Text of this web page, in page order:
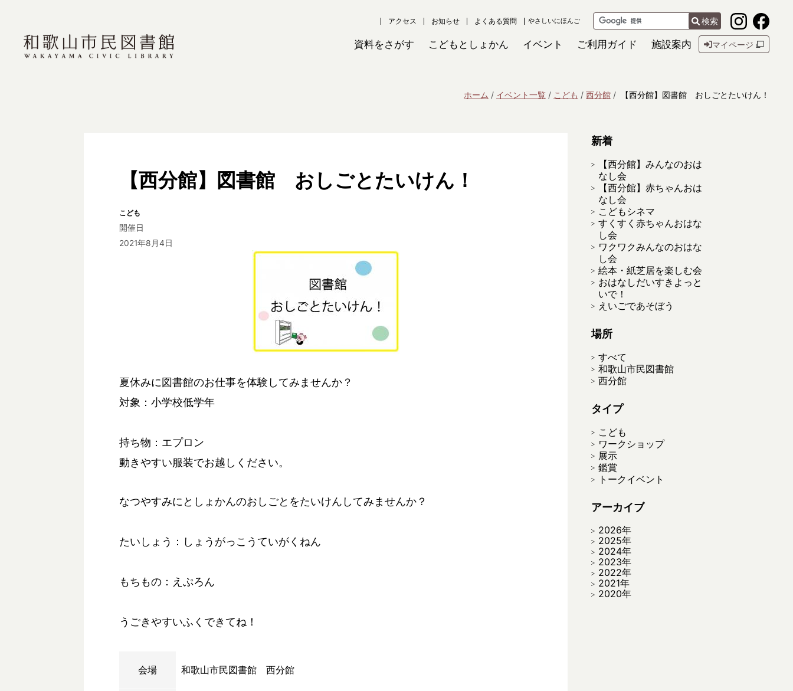
アクセス お知らせ よくある質問 やさしいにほんご 検索
資料をさがす こどもとしょかん イベント ご利用ガイド 施設案内 マイページ
ホーム イベント一覧 こども 西分館 【西分館】図書館 おしごとたいけん！
【西分館】図書館 おしごとたいけん！
こども
開催日
2021年8月4日
夏休みに図書館のお仕事を体験してみませんか？
対象：小学校低学年
持ち物：エプロン
動きやすい服装でお越しください。
なつやすみにとしょかんのおしごとをたいけんしてみませんか？
たいしょう：しょうがっこうていがくねん
もちもの：えぷろん
うごきやすいふくできてね！
会場 和歌山市民図書館 西分館
新着
【西分館】みんなのおは
なし会
【西分館】赤ちゃんおは
なし会
こどもシネマ
すくすく赤ちゃんおはな
し会
ワクワクみんなのおはな
し会
絵本・紙芝居を楽しむ会
おはなしだいすきよっと
いで！
えいごであそぼう
場所
すべて
和歌山市民図書館
西分館
タイプ
こども
ワークショップ
展示
鑑賞
トークイベント
アーカイブ
2026年
2025年
2024年
2023年
2022年
2021年
2020年